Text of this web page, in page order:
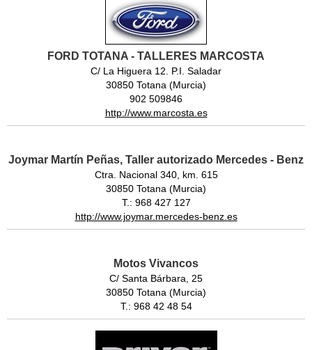
FORD TOTANA - TALLERES MARCOSTA
C/ La Higuera 12. P.I. Saladar
30850 Totana (Murcia)
902 509846
http://www.marcosta.es
Joymar Martín Peñas, Taller autorizado Mercedes - Benz
Ctra. Nacional 340, km. 615
30850 Totana (Murcia)
T.: 968 427 127
http://www.joymar.mercedes-benz.es
Motos Vivancos
C/ Santa Bárbara, 25
30850 Totana (Murcia)
T.: 968 42 48 54